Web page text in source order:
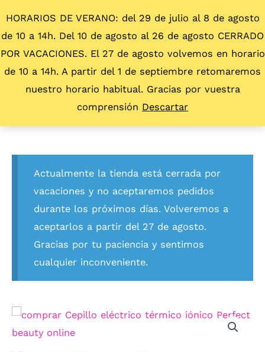
HORARIOS DE VERANO: del 29 de julio al 8 de agosto
de 10 a 14h. Del 10 de agosto al 26 de agosto CERRADO
POR VACACIONES. El 27 de agosto volvemos en horario
de 10 a 14h. A partir del 1 de septiembre retomaremos
nuestro horario habitual. Gracias por vuestra
comprensión Descartar
Actualmente la tienda está cerrada por
vacaciones y no aceptaremos pedidos
durante los próximos días. Volveremos a
aceptarlos a partir del 27 de agosto.
Gracias por tu paciencia y sentimos
cualquier inconveniente.